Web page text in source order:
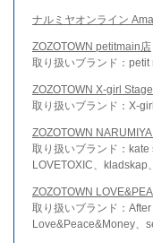
ナルミヤオンライン
ZOZOTOWN petitmain店
取り扱いブランド：
ZOZOTOWN X-girl
取り扱いブランド：X-
ZOZOTOWN
取り扱いブランド：kate
LOVETOXIC、
ZOZOTOWN
取り扱いブランド：
Love&Peace&Money、